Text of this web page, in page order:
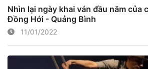
Nhìn lại ngày khai ván đầu năm của
Đồng Hới - Quảng Bình
11/01/2022